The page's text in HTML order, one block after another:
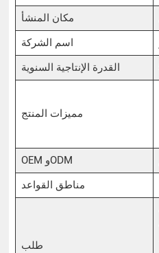
مكان المنشأ
اسم الشركة
القدرة الإنتاجية السنوية
مميزات المنتج
OEM وODM
مناطق القواعد
طلب